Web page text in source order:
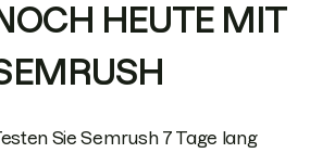
HEUTE MIT
Sie Semrush 7 Tage lang